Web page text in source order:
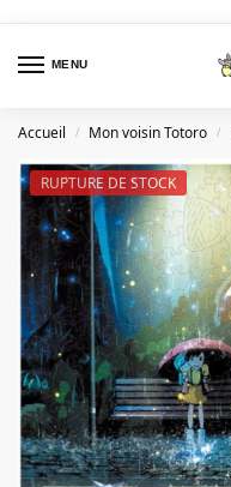
MENU
Accueil / Mon voisin Totoro /
RUPTURE DE STOCK